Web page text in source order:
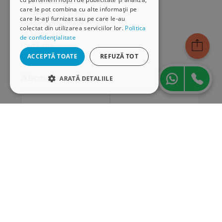
care le pot combina cu alte informații pe
care le-ați furnizat sau pe care le-au
colectat din utilizarea serviciilor lor. Politica
de confidențialitate
ACCEPTĂ TOATE REFUZĂ TOT
ARATĂ DETALIILE
Modalități de plată
Livrarea produselor
SEAP/SICAP
Cariere
Abonare newsletter